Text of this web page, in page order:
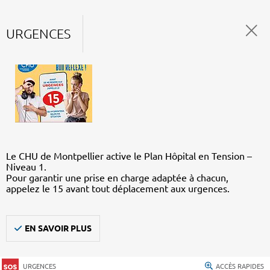
URGENCES
Le CHU de Montpellier active le Plan Hôpital en Tension –
Niveau 1.
Pour garantir une prise en charge adaptée à chacun,
appelez le 15 avant tout déplacement aux urgences.
EN SAVOIR PLUS
URGENCES ACCÈS RAPIDES